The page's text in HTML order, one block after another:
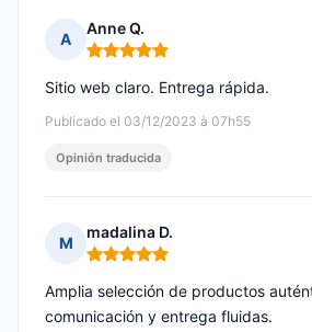
A
Anne Q.
Nota: 5 de 5
Publicado el 03/12/2023 à 07h55
Sitio web claro. Entrega rápida.
Opinión traducida
M
madalina D.
Nota: 5 de 5
Amplia selección de productos
comunicación y entrega fluidas.